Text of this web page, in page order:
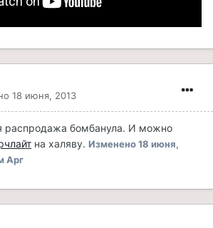
18 июня, 2013
распродажа бомбанула. И можно
на халяву. Изменено18 июня,
Арг